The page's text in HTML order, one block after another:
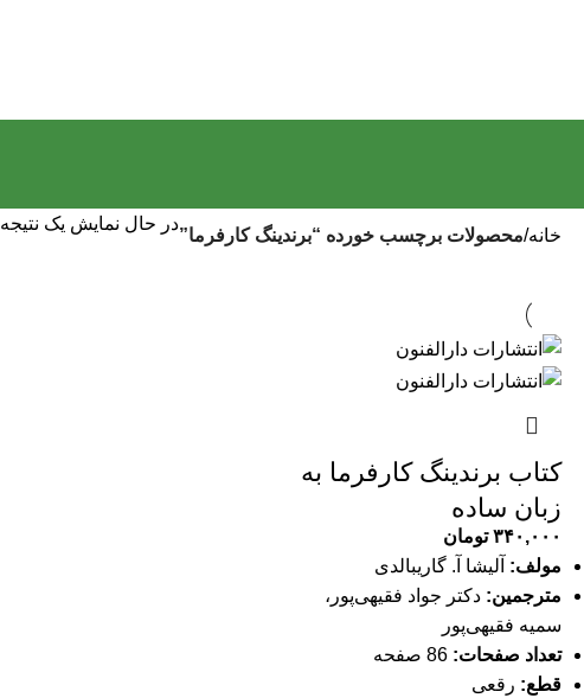
خانه محصولات برچسب خورده “برندینگ کارفرما”
در حال نمایش یک نتیجه
کتاب برندینگ کارفرما به
زبان ساده
۳۴۰,۰۰۰ تومان
مولف: آلیشا آ. گاریبالدی
مترجمین: دکتر جواد فقیهی‌پور،
سمیه فقیهی‌پور
تعداد صفحات: 86 صفحه
قطع: رقعی